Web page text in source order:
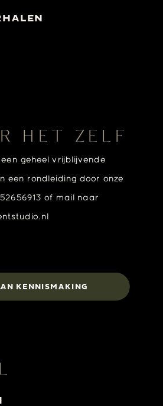
KENNISMAKING
geheel vrijblijvende
een rondleiding door onze
of mail naar
HET ZELF